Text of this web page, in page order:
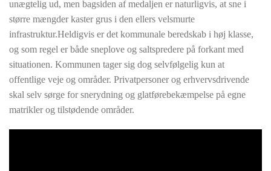
unægtelig ud, men bagsiden af medaljen er naturligvis, at sne i
større mængder kaster grus i den ellers velsmurte
infrastruktur.Heldigvis er det kommunale beredskab i høj klasse,
og som regel er både sneplove og saltspredere på forkant med
situationen. Kommunen tager sig dog selvfølgelig kun at
offentlige veje og områder. Privatpersoner og erhvervsdrivende
skal selv sørge for snerydning og glatførebekæmpelse på egne
matrikler og tilstødende områder.